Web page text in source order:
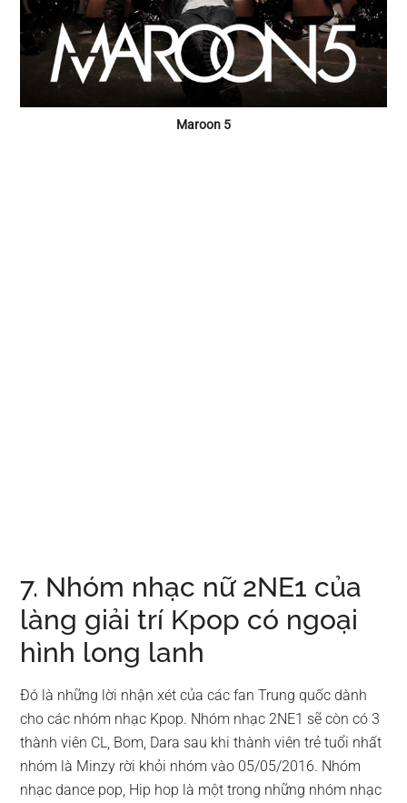
Maroon 5
7. Nhóm nhạc nữ 2NE1 của
làng giải trí Kpop có ngoại
hình long lanh
Đó là những lời nhận xét của các fan Trung quốc dành
cho các nhóm nhạc Kpop. Nhóm nhạc 2NE1 sẽ còn có 3
thành viên CL, Bom, Dara sau khi thành viên trẻ tuổi nhất
nhóm là Minzy rời khỏi nhóm vào 05/05/2016. Nhóm
nhạc dance pop, Hip hop là một trong những nhóm nhạc